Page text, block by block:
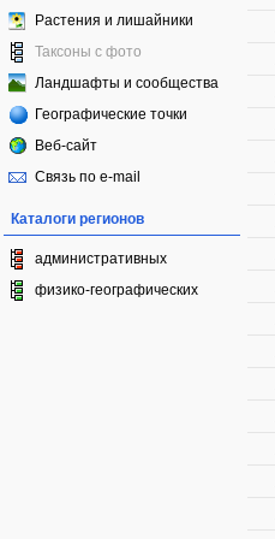
Растения и лишайники
Таксоны с фото
Ландшафты и сообщества
Географические точки
Веб-сайт
Связь по e-mail
Каталоги регионов
административных
физико-географических